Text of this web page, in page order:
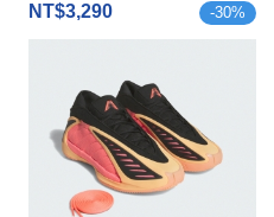
NT$3,290
-30%